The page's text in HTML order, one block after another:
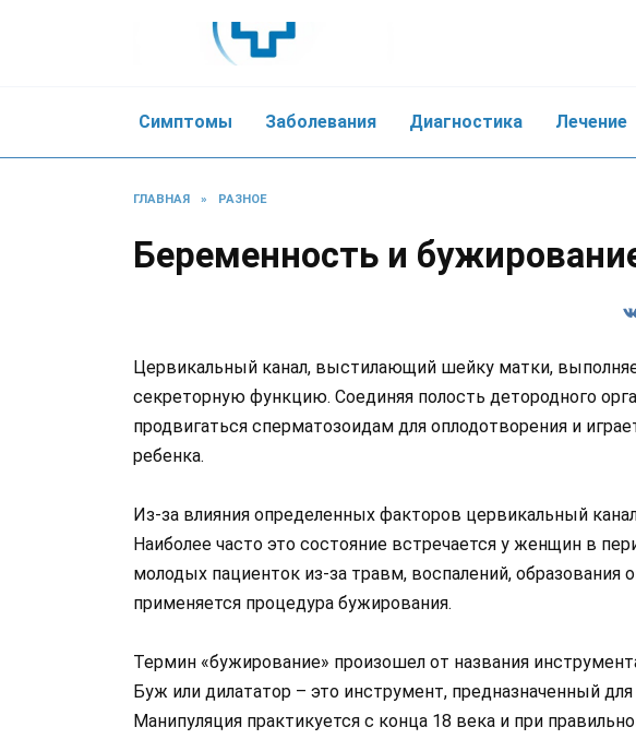
Симптомы Заболевания Диагностика Лечение
ГЛАВНАЯ » РАЗНОЕ
Беременность и
Цервикальный канал, выстилающий шейку матки,
секреторную функцию. Соединяя полость детородного
продвигаться сперматозоидам для оплодотворения и
ребенка.
Из-за влияния определенных факторов цервикальный
Наиболее часто это состояние встречается у женщин в
молодых пациенток из-за травм, воспалений, образования
применяется процедура бужирования.
Термин «бужирование» произошел от названия
Буж или дилататор – это инструмент, предназначенный
Манипуляция практикуется с конца 18 века и при